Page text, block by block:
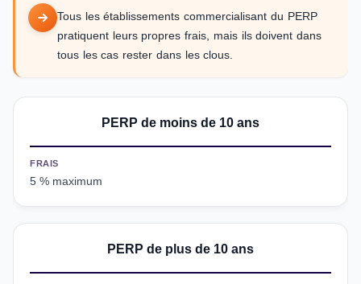
Tous les établissements commercialisant du PERP
pratiquent leurs propres frais, mais ils doivent dans
tous les cas rester dans les clous.
PERP de moins de 10 ans
FRAIS
5 % maximum
PERP de plus de 10 ans